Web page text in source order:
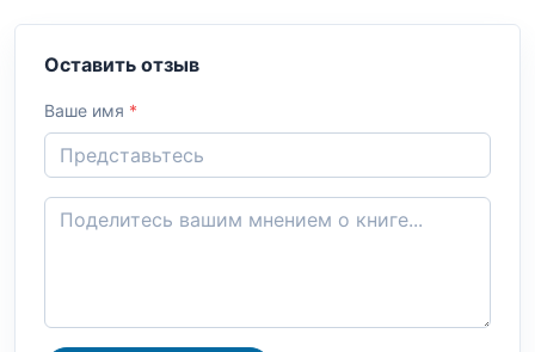
Оставить отзыв
Ваше имя *